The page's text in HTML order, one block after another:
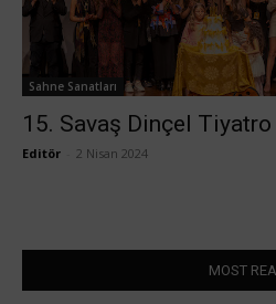
Sahne Sanatları
15. Savaş Dinçel
Editör 2 Nisan 2024
MOST